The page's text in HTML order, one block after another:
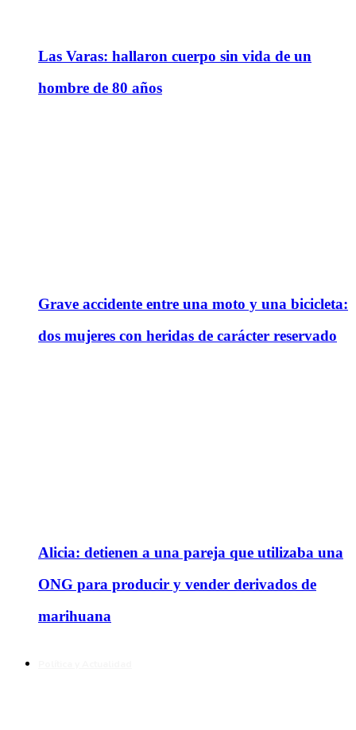
Las Varas: hallaron cuerpo sin vida de un
hombre de 80 años
Grave accidente entre una moto y una bicicleta:
dos mujeres con heridas de carácter reservado
Alicia: detienen a una pareja que utilizaba una
ONG para producir y vender derivados de
marihuana